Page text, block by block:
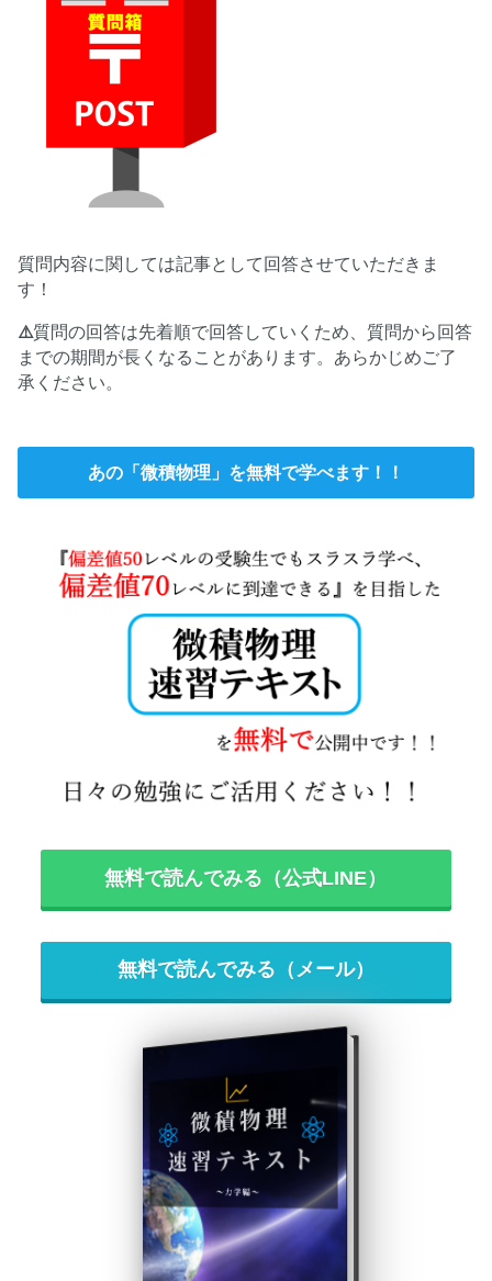
質問内容に関しては記事として回答させていただきま
す！
⚠️質問の回答は先着順で回答していくため、質問から回答
までの期間が長くなることがあります。あらかじめご了
承ください。
あの「微積物理」を無料で学べます！！
無料で読んでみる（公式LINE）
無料で読んでみる（メール）